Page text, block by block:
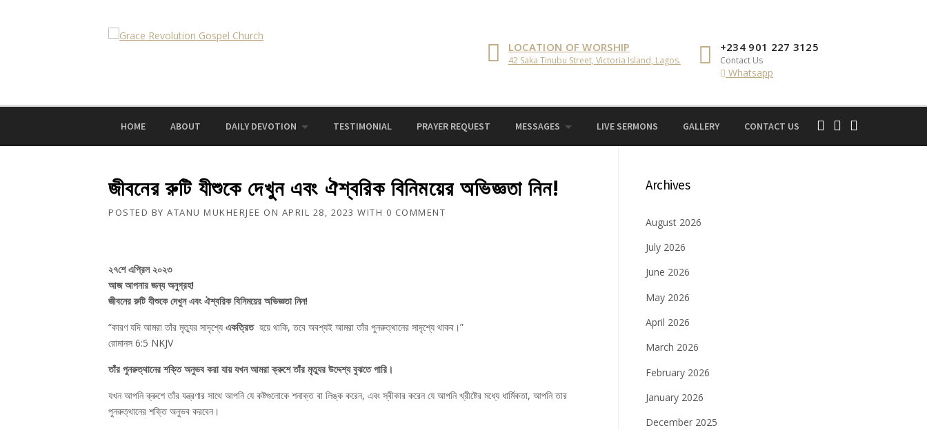
LOCATION OF WORSHIP
42 Saka Tinubu Street, Victoria Island, Lagos.
+234 901 227 3125
Contact Us
Whatsapp
HOME ABOUT DAILY DEVOTION TESTIMONIAL PRAYER REQUEST MESSAGES LIVE SERMONS GALLERY CONTACT US
জীবনের রুটি যীশুকে দেখুন এবং ঐশ্বরিক বিনিময়ের অভিজ্ঞতা নিন!
POSTED BY ATANU MUKHERJEE ON APRIL 28, 2023 WITH 0 COMMENT
২৭শে এপ্রিল ২০২৩
আজ আপনার জন্য অনুগ্রহ!
জীবনের রুটি যীশুকে দেখুন এবং ঐশ্বরিক বিনিময়ের অভিজ্ঞতা নিন!
“কারণ যদি আমরা তাঁর মৃত্যুর সাদৃশ্যে একত্রিতহয়ে থাকি, তবে অবশ্যই আমরা তাঁর পুনরুত্থানের সাদৃশ্যে থাকব।”
রোমানস 6:5 NKJV
তাঁর পুনরুত্থানের শক্তি অনুভব করা যায় যখন আমরা ক্রুশে তাঁর মৃত্যুর উদ্দেশ্য বুঝতে পারি।
যখন আপনি ক্রুশে তাঁর যন্ত্রণার সাথে আপনি যে কষ্টগুলোকে শনাক্ত বা লিঙ্ক করেন, এবং স্বীকার করেন যে আপনি খ্রীষ্টের মধ্যে ধার্মিকতা, আপনি তার
পুনরুত্থানের শক্তি অনুভব করবেন।
Archives
August 2026
July 2026
June 2026
May 2026
April 2026
March 2026
February 2026
January 2026
December 2025